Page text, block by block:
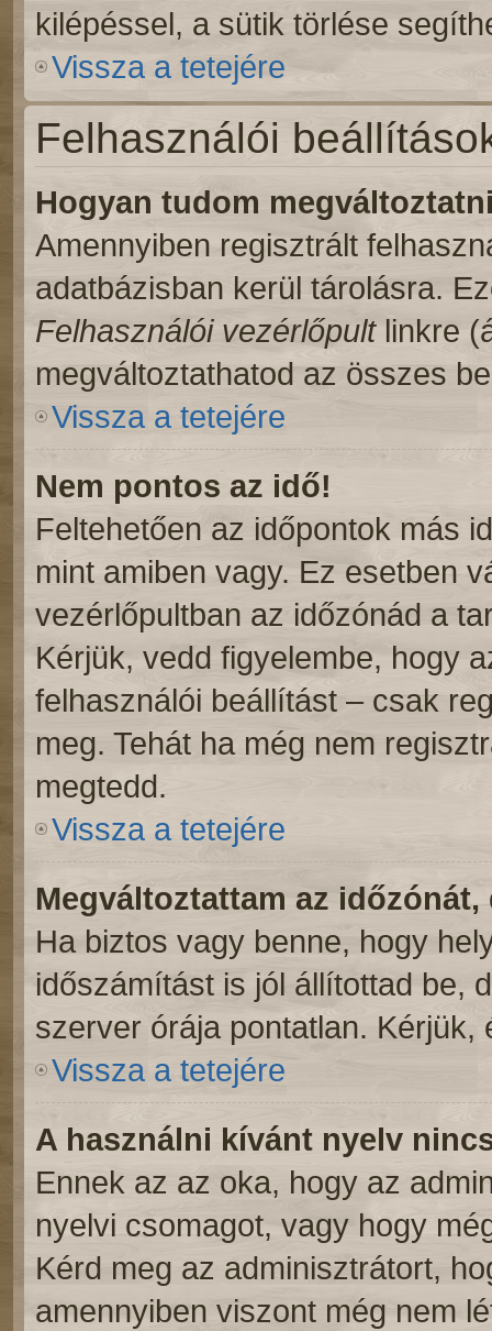
kilépéssel, a sütik törlése
Vissza a tetejére
Felhasználói
Hogyan tudom
Amennyiben regisztrált
adatbázisban kerül tárolásra.
Felhasználói vezérlőpultlinkre
megváltoztathatod az összes
Vissza a tetejére
Nem pontos az idő!
Feltehetően az időpontok más
mint amiben vagy. Ez esetben
vezérlőpultban az időzónád a
Kérjük, vedd figyelembe, hogy
felhasználói beállítást – csak
meg. Tehát ha még nem
megtedd.
Vissza a tetejére
Megváltoztattam az
Ha biztos vagy benne, hogy
időszámítást is jól állítottad be,
szerver órája pontatlan.
Vissza a tetejére
A használni kívánt nyelv
Ennek az az oka, hogy az
nyelvi csomagot, vagy hogy
Kérd meg az adminisztrátort,
amennyiben viszont még nem